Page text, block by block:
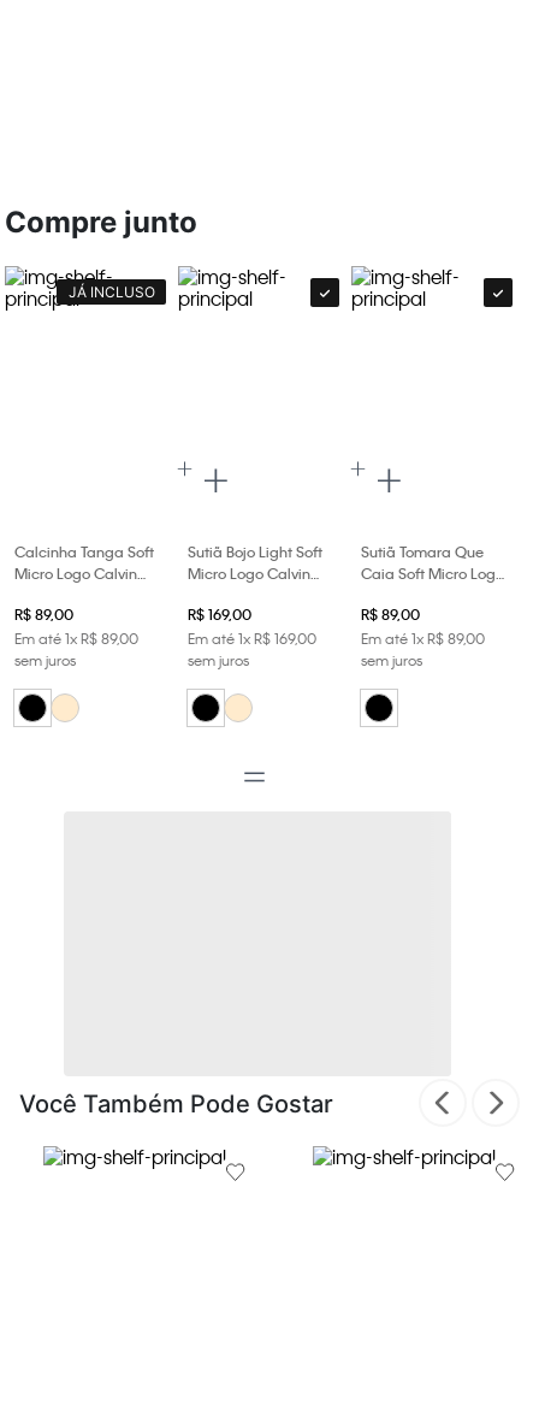
Compre junto
JÁ INCLUSO
Calcinha Tanga Soft
Micro Logo Calvin
Preto
R$89,00
Em até1xR$89,00
sem juros
Sutiã Bojo Light Soft
Micro Logo Calvin
Preto
R$169,00
Em até1xR$169,00
sem juros
Sutiã Tomara Que
Caia Soft Micro Logo
Underwear - Preto
R$89,00
Em até1xR$89,00
sem juros
Você Também Pode Gostar